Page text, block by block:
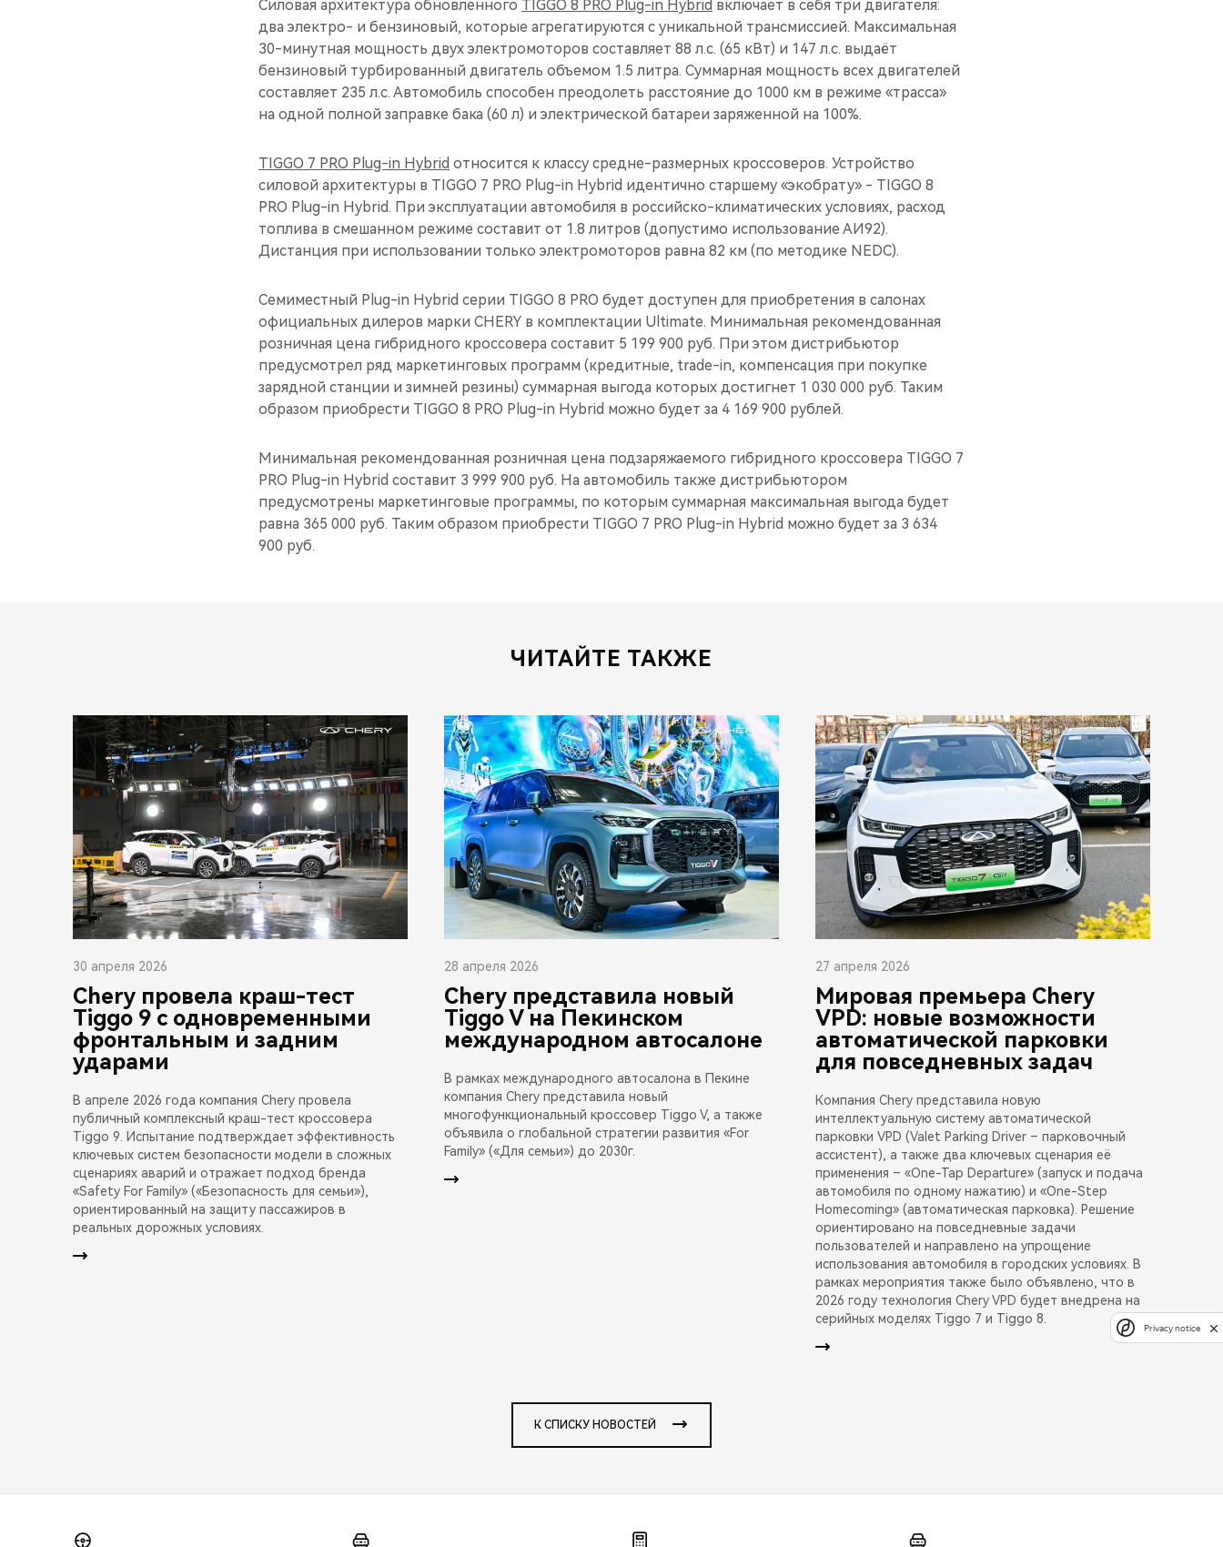
Силовая архитектура обновленного TIGGO 8 PRO Plug-in Hybrid включает в себя три двигателя:
два электро- и бензиновый, которые агрегатируются с уникальной трансмиссией. Максимальная
30-минутная мощность двух электромоторов составляет 88 л.с. (65 кВт) и 147 л.с. выдаёт
бензиновый турбированный двигатель объемом 1.5 литра. Суммарная мощность всех двигателей
составляет 235 л.с. Автомобиль способен преодолеть расстояние до 1000 км в режиме «трасса»
на одной полной заправке бака (60 л) и электрической батареи заряженной на 100%.
TIGGO 7 PRO Plug-in Hybrid относится к классу средне-размерных кроссоверов. Устройство
силовой архитектуры в TIGGO 7 PRO Plug-in Hybrid идентично старшему «экобрату» - TIGGO 8
PRO Plug-in Hybrid. При эксплуатации автомобиля в российско-климатических условиях, расход
топлива в смешанном режиме составит от 1.8 литров (допустимо использование АИ92).
Дистанция при использовании только электромоторов равна 82 км (по методике NEDC).
Семиместный Plug-in Hybrid серии TIGGO 8 PRO будет доступен для приобретения в салонах
официальных дилеров марки CHERY в комплектации Ultimate. Минимальная рекомендованная
розничная цена гибридного кроссовера составит 5 199 900 руб. При этом дистрибьютор
предусмотрел ряд маркетинговых программ (кредитные, trade-in, компенсация при покупке
зарядной станции и зимней резины) суммарная выгода которых достигнет 1 030 000 руб. Таким
образом приобрести TIGGO 8 PRO Plug-in Hybrid можно будет за 4 169 900 рублей.
Минимальная рекомендованная розничная цена подзаряжаемого гибридного кроссовера TIGGO 7
PRO Plug-in Hybrid составит 3 999 900 руб. На автомобиль также дистрибьютором
предусмотрены маркетинговые программы, по которым суммарная максимальная выгода будет
равна 365 000 руб. Таким образом приобрести TIGGO 7 PRO Plug-in Hybrid можно будет за 3 634
900 руб.
ЧИТАЙТЕ ТАКЖЕ
30 апреля 2026
Chery провела краш-тест
Tiggo 9 с одновременными
фронтальным и задним
ударами
В апреле 2026 года компания Chery провела
публичный комплексный краш-тест кроссовера
Tiggo 9. Испытание подтверждает эффективность
ключевых систем безопасности модели в сложных
сценариях аварий и отражает подход бренда
«Safety For Family» («Безопасность для семьи»),
ориентированный на защиту пассажиров в
реальных дорожных условиях.
28 апреля 2026
Chery представила новый
Tiggo V на Пекинском
международном автосалоне
В рамках международного автосалона в Пекине
компания Chery представила новый
многофункциональный кроссовер Tiggo V, а также
объявила о глобальной стратегии развития «For
Family» («Для семьи») до 2030г.
27 апреля 2026
Мировая премьера Chery
VPD: новые возможности
автоматической парковки
для повседневных задач
Компания Chery представила новую
интеллектуальную систему автоматической
парковки VPD (Valet Parking Driver – парковочный
ассистент), а также два ключевых сценария её
применения – «One-Tap Departure» (запуск и подача
автомобиля по одному нажатию) и «One-Step
Homecoming» (автоматическая парковка). Решение
ориентировано на повседневные задачи
пользователей и направлено на упрощение
использования автомобиля в городских условиях. В
рамках мероприятия также было объявлено, что в
2026 году технология Chery VPD будет внедрена на
серийных моделях Tiggo 7 и Tiggo 8.
К СПИСКУ НОВОСТЕЙ
Privacy notice